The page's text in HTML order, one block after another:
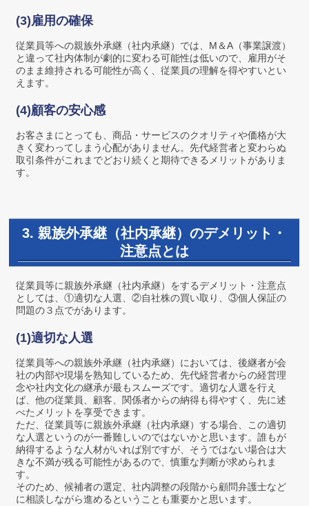
(3)雇用の確保
従業員等への親族外承継（社内承継）では、M＆A（事業譲渡）
と違って社内体制が劇的に変わる可能性は低いので、雇用がそ
のまま維持される可能性が高く、従業員の理解を得やすいとい
えます。
(4)顧客の安心感
お客さまにとっても、商品・サービスのクオリティや価格が大
きく変わってしまう心配がありません。先代経営者と変わらぬ
取引条件がこれまでどおり続くと期待できるメリットがありま
す。
3. 親族外承継（社内承継）のデメリット・
注意点とは
従業員等に親族外承継（社内承継）をするデメリット・注意点
としては、①適切な人選、②自社株の買い取り、③個人保証の
問題の３点でがあります。
(1)適切な人選
従業員等への親族外承継（社内承継）においては、後継者が会
社の内部や現場を熟知しているため、先代経営者からの経営理
念や社内文化の継承が最もスムーズです。適切な人選を行え
ば、他の従業員、顧客、関係者からの納得も得やすく、先に述
べたメリットを享受できます。
ただ、従業員等に親族外承継（社内承継）する場合、この適切
な人選というのが一番難しいのではないかと思います。誰もが
納得するような人材がいれば別ですが、そうではない場合は大
きな不満が残る可能性があるので、慎重な判断が求められま
す。
そのため、候補者の選定、社内調整の段階から顧問弁護士など
に相談しながら進めるということも重要かと思います。